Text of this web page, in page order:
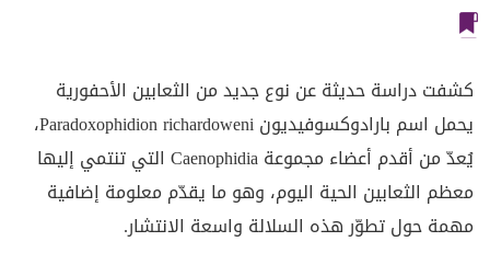
كشفت دراسة حديثة عن نوع جديد من الثعابين الأحفورية
يحمل اسم بارادوكسوفيديون Paradoxophidion richardoweni،
يُعدّ من أقدم أعضاء مجموعة Caenophidia التي تنتمي إليها
معظم الثعابين الحية اليوم، وهو ما يقدّم معلومة إضافية
مهمة حول تطوّر هذه السلالة واسعة الانتشار.